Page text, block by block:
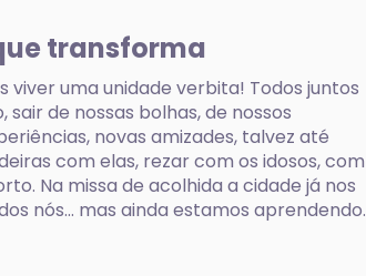
transforma
viver uma unidade verbita! Todos juntos
de nossas bolhas, de nossos
novas amizades, talvez até
com elas, rezar com os idosos, com
Na missa de acolhida a cidade já nos
nós... mas ainda estamos aprendendo.